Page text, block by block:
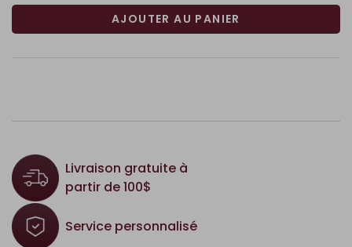
AJOUTER AU PANIER
Livraison gratuite à
partir de 100$
Service personnalisé